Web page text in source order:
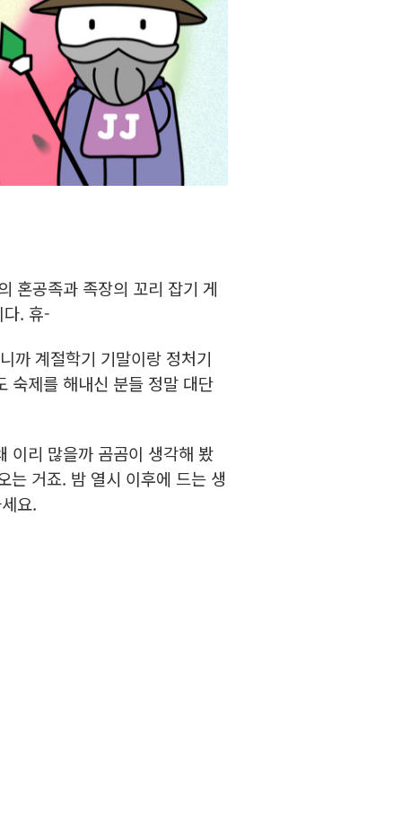
혼공족과 족장의 꼬리 잡기 게
. 휴-
까 계절학기 기말이랑 정처기
숙제를 해내신 분들 정말 대단
이리 많을까 곰곰이 생각해 봤
는 거죠. 밤 열시 이후에 드는 생
요.